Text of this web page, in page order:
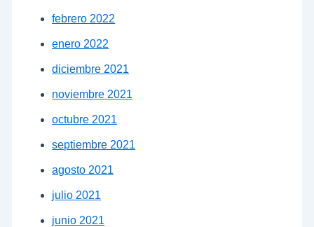
febrero 2022
enero 2022
diciembre 2021
noviembre 2021
octubre 2021
septiembre 2021
agosto 2021
julio 2021
junio 2021